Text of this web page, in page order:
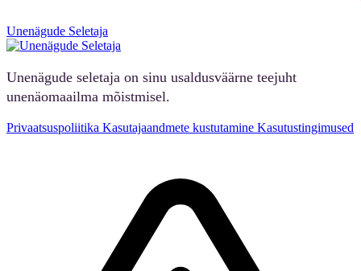
Unenägude Seletaja
Unenägude seletaja on sinu usaldusväärne teejuht
unenäomaailma mõistmisel.
Privaatsuspoliitika Kasutajaandmete kustutamine Kasutustingimused